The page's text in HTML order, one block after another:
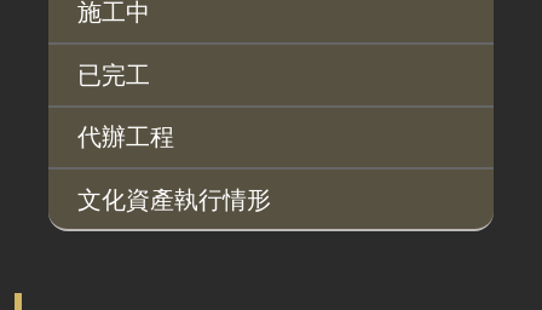
施工中
已完工
代辦工程
文化資產執行情形